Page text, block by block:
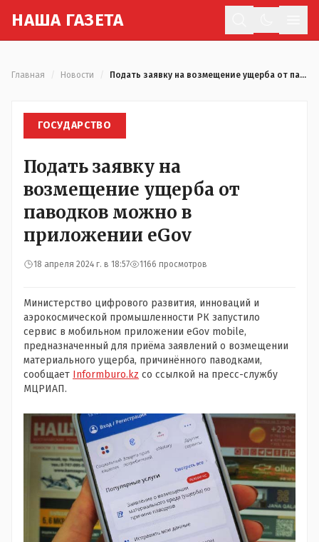
НАША ГАЗЕТА
Главная Новости Подать заявку на возмещение ущерба от паводков можно в приложении eGov
ГОСУДАРСТВО
Подать заявку на
возмещение ущерба от
паводков можно в
приложении eGov
18 апреля 2024 г. в 18:57 1166 просмотров
Министерство цифрового развития, инноваций и
аэрокосмической промышленности РК запустило
сервис в мобильном приложении eGov mobile,
предназначенный для приёма заявлений о возмещении
материального ущерба, причинённого паводками,
сообщает Informburo.kz со ссылкой на пресс-службу
МЦРИАП.